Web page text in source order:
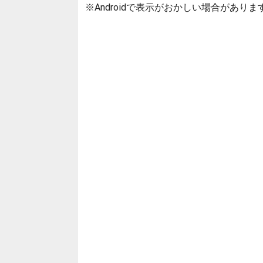
※Androidで表示がおかしい場合があり